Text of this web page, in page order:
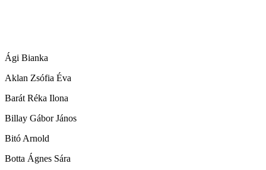
Ági Bianka
Aklan Zsófia Éva
Barát Réka Ilona
Billay Gábor János
Bitó Arnold
Botta Ágnes Sára